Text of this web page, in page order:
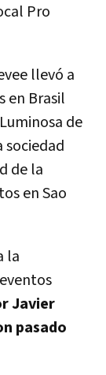
Pro
llevó a
en Brasil
de
sociedad
de la
en Sao
la
Javier
pasado